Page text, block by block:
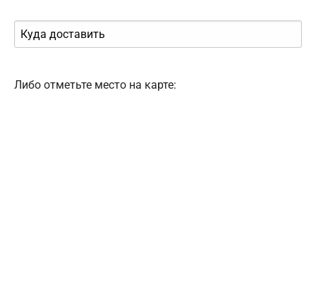
Либо отметьте место на карте: